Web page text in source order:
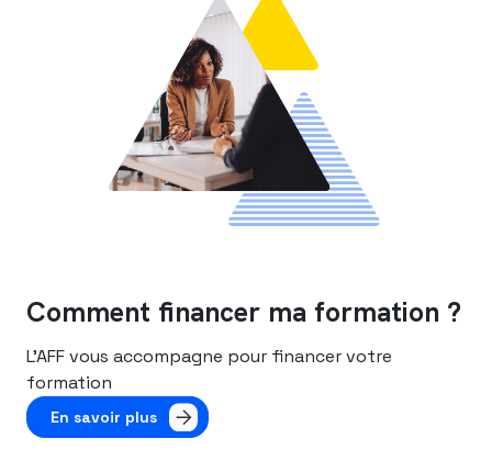
Comment financer ma formation ?
L’AFF vous accompagne pour financer votre
formation
En savoir plus